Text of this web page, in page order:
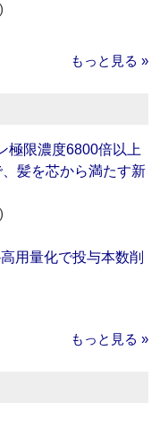
もっと見る »
極限濃度6800倍以上
髪を芯から満たす新
用量化で投与本数削
もっと見る »